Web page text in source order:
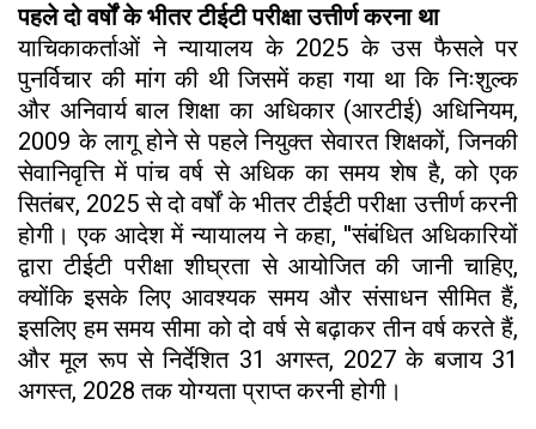
पहले दो वर्षों के भीतर टीईटी परीक्षा उत्तीर्ण करना था
याचिकाकर्ताओं ने न्यायालय के 2025 के उस फैसले पर
पुनर्विचार की मांग की थी जिसमें कहा गया था कि निःशुल्क
और अनिवार्य बाल शिक्षा का अधिकार (आरटीई) अधिनियम,
2009 के लागू होने से पहले नियुक्त सेवारत शिक्षकों, जिनकी
सेवानिवृत्ति में पांच वर्ष से अधिक का समय शेष है, को एक
सितंबर, 2025 से दो वर्षों के भीतर टीईटी परीक्षा उत्तीर्ण करनी
होगी। एक आदेश में न्यायालय ने कहा, ''संबंधित अधिकारियों
द्वारा टीईटी परीक्षा शीघ्रता से आयोजित की जानी चाहिए,
क्योंकि इसके लिए आवश्यक समय और संसाधन सीमित हैं,
इसलिए हम समय सीमा को दो वर्ष से बढ़ाकर तीन वर्ष करते हैं,
और मूल रूप से निर्देशित 31 अगस्त, 2027 के बजाय 31
अगस्त, 2028 तक योग्यता प्राप्त करनी होगी।